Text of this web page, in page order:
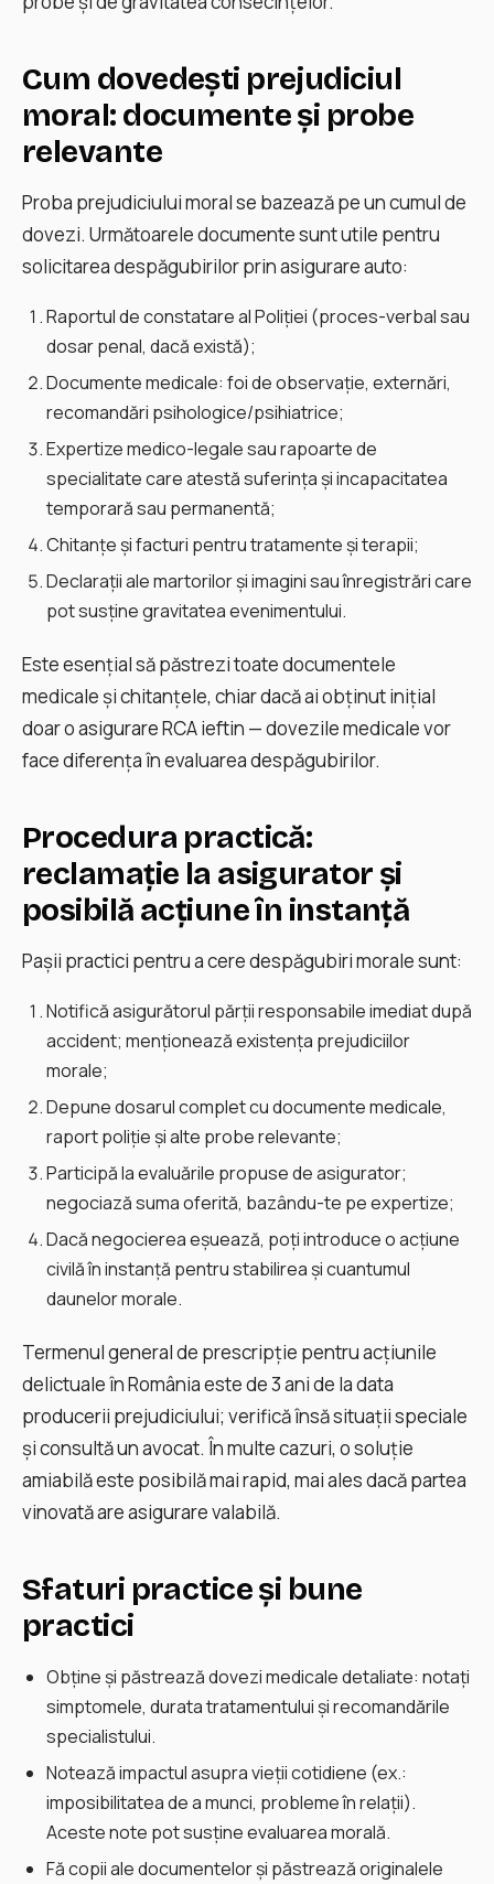
Cum dovedești prejudiciul
moral: documente şi probe
relevante
Proba prejudiciului moral se bazează pe un cumul de
dovezi. Următoarele documente sunt utile pentru
solicitarea despăgubirilor prin asigurare auto:
Raportul de constatare al Poliției (proces-verbal sau
dosar penal, dacă există);
Documente medicale: foi de observaţie, externări,
recomandări psihologice/psihiatrice;
Expertize medico-legale sau rapoarte de
specialitate care atestă suferinţa şi incapacitatea
temporară sau permanentă;
Chitanţe și facturi pentru tratamente și terapii;
Declaraţii ale martorilor și imagini sau înregistrări care
pot susține gravitatea evenimentului.
Este esenţial să păstrezi toate documentele
medicale și chitanțele, chiar dacă ai obținut inițial
doar o asigurare RCA ieftin — dovezile medicale vor
face diferența în evaluarea despăgubirilor.
Procedura practică:
reclamație la asigurator și
posibilă acțiune în instanță
Paşii practici pentru a cere despăgubiri morale sunt:
Notifică asigurătorul părții responsabile imediat după
accident; menţionează existenţa prejudiciilor
morale;
Depune dosarul complet cu documente medicale,
raport poliţie şi alte probe relevante;
Participă la evaluările propuse de asigurator;
negociază suma oferită, bazându-te pe expertize;
Dacă negocierea eşuează, poţi introduce o acţiune
civilă în instanţă pentru stabilirea şi cuantumul
daunelor morale.
Termenul general de prescripţie pentru acţiunile
delictuale în România este de 3 ani de la data
producerii prejudiciului; verifică însă situaţii speciale
şi consultă un avocat. În multe cazuri, o soluţie
amiabilă este posibilă mai rapid, mai ales dacă partea
vinovată are asigurare valabilă.
Sfaturi practice şi bune
practici
Obţine şi păstrează dovezi medicale detaliate: notaţi
simptomele, durata tratamentului şi recomandările
specialistului.
Notează impactul asupra vieţii cotidiene (ex.:
imposibilitatea de a munci, probleme în relaţii).
Aceste note pot susţine evaluarea morală.
Fă copii ale documentelor şi păstrează originalele